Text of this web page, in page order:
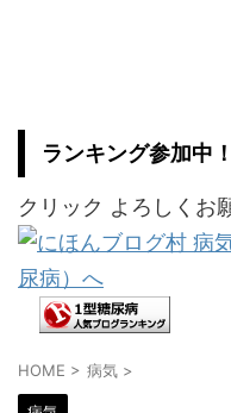
ランキング参加中！
クリック よろしくお
HOME > 病気 >